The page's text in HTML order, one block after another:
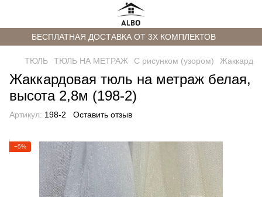
БЕСПЛАТНАЯ ДОСТАВКА ОТ 3Х КОМПЛЕКТОВ
ТЮЛЬ ТЮЛЬ НА МЕТРАЖ С рисунком (узором) Жаккард
Жаккардовая тюль на метраж белая,
высота 2,8м (198-2)
Артикул: 198-2 Оставить отзыв
−5%